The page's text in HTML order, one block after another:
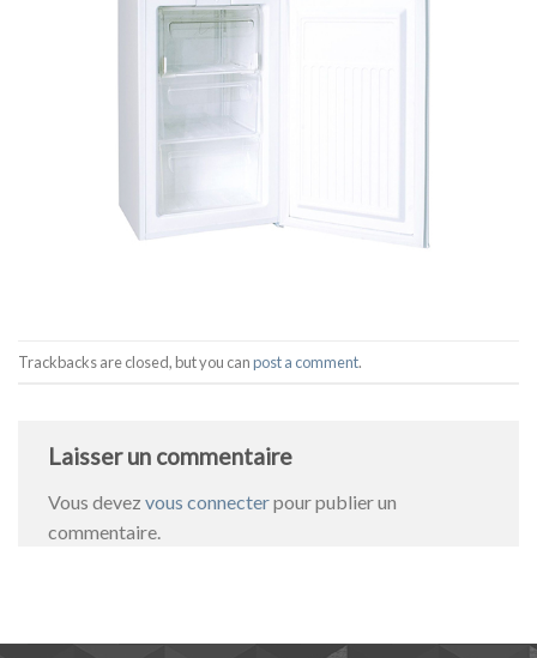
Trackbacks are closed, but you canpost a comment.
Laisser un commentaire
Vous devez vous connecterpour publier un
commentaire.